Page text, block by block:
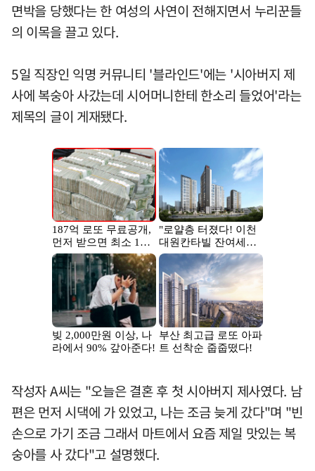
면박을 당했다는 한 여성의 사연이 전해지면서 누리꾼들
의 이목을 끌고 있다.
5일 직장인 익명 커뮤니티 '블라인드'에는 '시아버지 제
사에 복숭아 사갔는데 시어머니한테 한소리 들었어'라는
제목의 글이 게재됐다.
작성자 A씨는 "오늘은 결혼 후 첫 시아버지 제사였다. 남
편은 먼저 시댁에 가 있었고, 나는 조금 늦게 갔다"며 "빈
손으로 가기 조금 그래서 마트에서 요즘 제일 맛있는 복
숭아를 사 갔다"고 설명했다.